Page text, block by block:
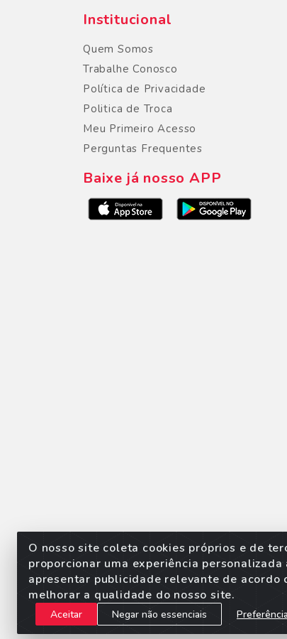
O nosso site coleta cookies próprios e de
proporcionar uma experiência personalizada
apresentar publicidade relevante de acordo
melhorar a qualidade do nosso site.
Aceitar Negar não essenciais
Institucional
Quem Somos
Trabalhe Conosco
Política de Privacidade
Politica de Troca
Meu Primeiro Acesso
Perguntas Frequentes
Baixe já nosso APP
Sorpan - Rodovia dos